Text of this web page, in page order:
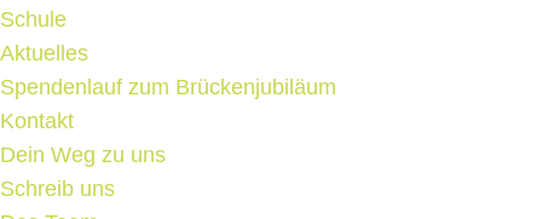
Schule
Aktuelles
Spendenlauf zum Brückenjubiläum
Kontakt
Dein Weg zu uns
Schreib uns